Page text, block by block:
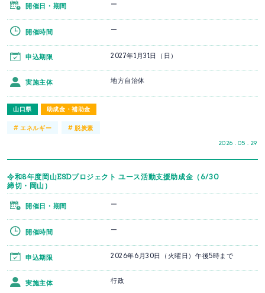
山口県 助成金・補助金
2026 . 05 . 29
開催日・期間 ー
開催時間 ー
申込期限 2027年1月31日（日）
実施主体 地方自治体
# エネルギー # 脱炭素
令和8年度岡山ESDプロジェクト ユース活動支援助成金（6/30
締切・岡山）
開催日・期間 ー
開催時間 ー
申込期限 2026年6月30日（火曜日）午後5時まで
実施主体 行政